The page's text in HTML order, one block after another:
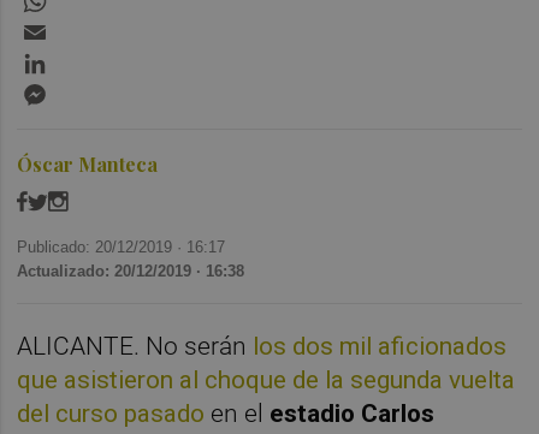
Óscar Manteca
Publicado: 20/12/2019 · 16:17
Actualizado: 20/12/2019 · 16:38
ALICANTE. No serán los dos mil aficionados
que asistieron al choque de la segunda vuelta
del curso pasado en el estadio Carlos